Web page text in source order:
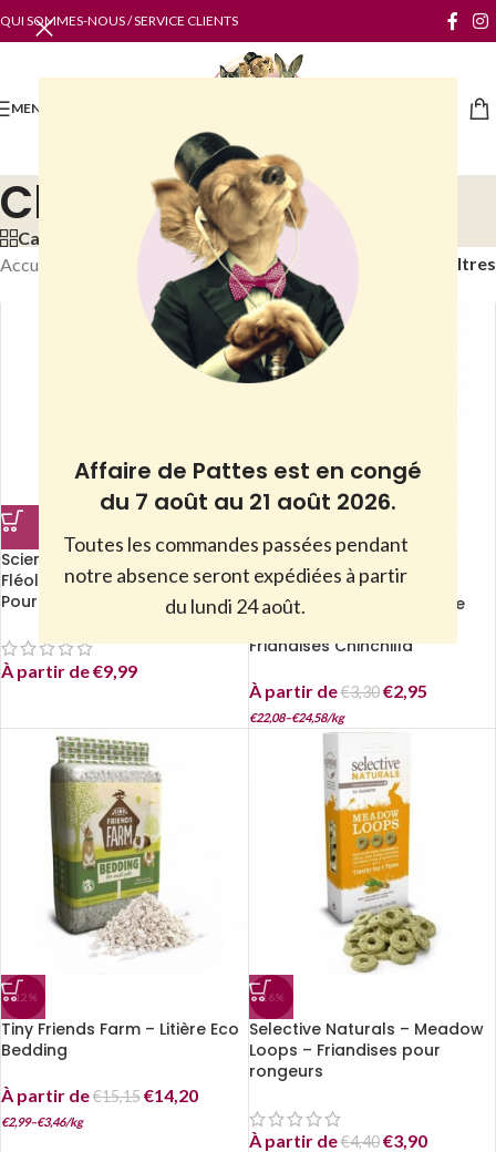
Affaire de Pattes est en congé
du 7 août au 21 août 2026.
Toutes les commandes passées pendant
notre absence seront expédiées à partir
du lundi 24 août.
QUI SOMMES-NOUS / SERVICE CLIENTS
MENU
Chinchillas
Categories
Accueil
Chinchillas Filtres
Science Selective – Foin de
Fléole des Prés Timothy Hay –
Pour rongeurs
À partir de€9,99
-20%
Tiny Friends Farm – Charlie
Friandises Chinchilla
À partir de€3,30 €2,95
€22,08–€24,58/kg
-12%
Tiny Friends Farm – Litière Eco
Bedding
À partir de€15,15€14,20
€2,99–€3,46/kg
-16%
Selective Naturals – Meadow
Loops – Friandises pour
rongeurs
À partir de€4,40 €3,90